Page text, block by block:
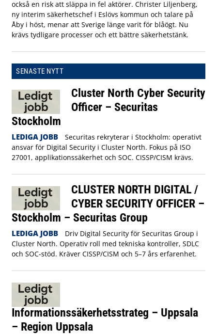
också en risk att släppa in fel aktörer. Christer Liljenberg,
ny interim säkerhetschef i Eslövs kommun och talare på
Åby i höst, menar att Sverige länge varit för blåögt. Nu
krävs tydligare processer och ett bättre säkerhetstänk.
SENASTE NYTT
Cluster North Cyber Security
Officer – Securitas
Stockholm
LEDIGA JOBB
Securitas rekryterar i Stockholm: operativt
ansvar för Digital Security i Cluster North. Fokus på ISO
27001, applikationssäkerhet och SOC. CISSP/CISM krävs.
CLUSTER NORTH DIGITAL /
CYBER SECURITY OFFICER –
Stockholm – Securitas Group
LEDIGA JOBB
Driv Digital Security för Securitas Group i
Cluster North. Operativ roll med tekniska kontroller, SDLC
och SOC-stöd. Kräver CISSP/CISM och 5–7 års erfarenhet.
Informationssäkerhetsstrateg – Uppsala
– Region Uppsala